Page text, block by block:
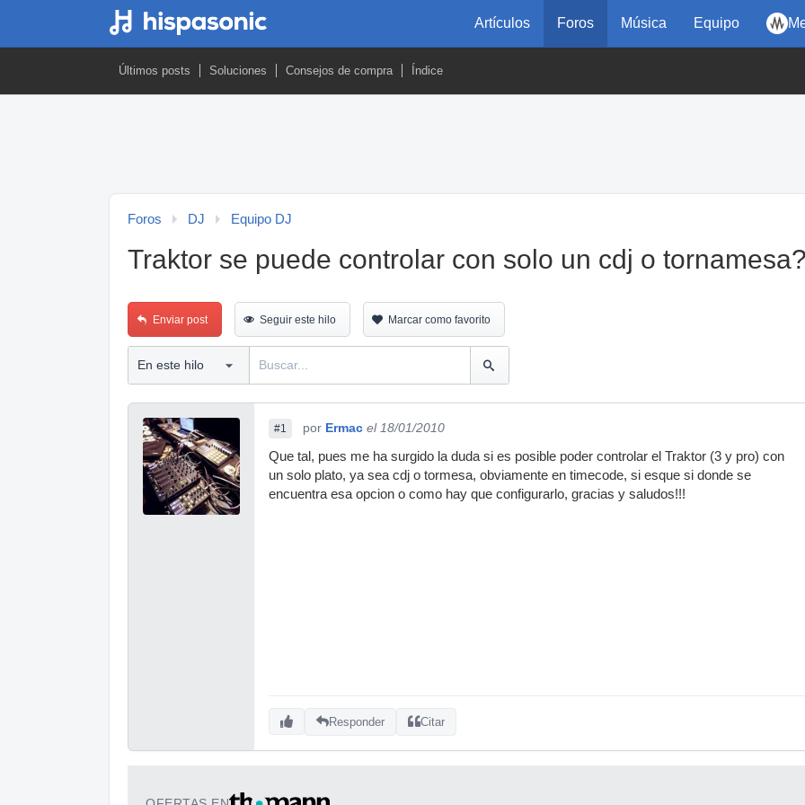
Artículos Foros Música Equipo
Últimos posts Soluciones Consejos de compra Índice
Foros DJ Equipo DJ
Traktor se puede controlar con solo un cdj o tornamesa?
Enviar post Seguir este hilo Marcar como favorito
#1 por Ermac el 18/01/2010
Que tal, pues me ha surgido la duda si es posible poder controlar el Traktor (3 y pro) con
un solo plato, ya sea cdj o tormesa, obviamente en timecode, si esque si donde se
encuentra esa opcion o como hay que configurarlo, gracias y saludos!!!
Responder Citar